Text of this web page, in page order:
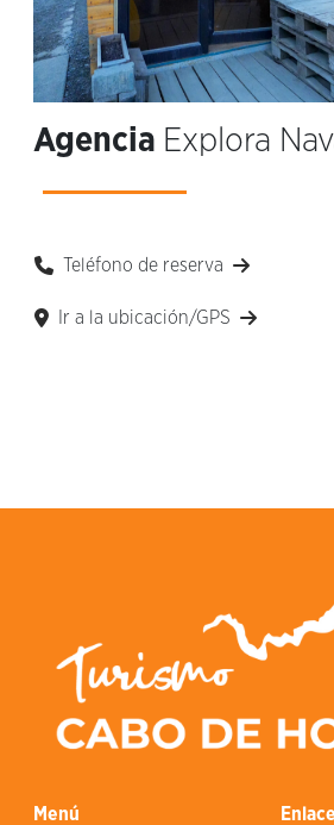
Agencia Explora
Teléfono de reserva
Ir a la ubicación/GPS
Menú